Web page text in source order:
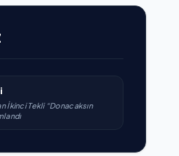
İkinci Tekli “Donacaksın